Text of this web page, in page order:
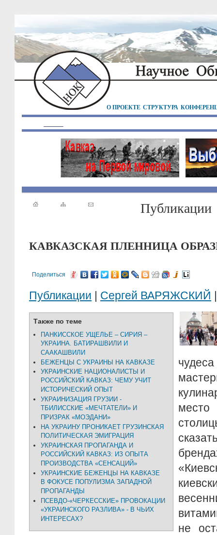
О ПРОЕКТЕ СТРУКТУРА
Публикации
КАВКАЗСКАЯ ПЛЕННИЦА
Поделиться
Публикации | Сергей ВАРЯЖСКИЙ
Также по теме
ПАНКИССКОЕ УЩЕЛЬЕ – СИРИЯ –
УКРАИНА. БАТИРАШВИЛИ И
СААКАШВИЛИ
БЕЖЕНЦЫ С УКРАИНЫ НА КАВКАЗЕ
УКРАИНСКИЕ НАЦИОНАЛИСТЫ И
РОССИЙСКИЙ КАВКАЗ: ЧЕМУ УЧИТ
ИСТОРИЧЕСКИЙ ОПЫТ
УКРАИНИЗАЦИЯ ГРУЗИИ -
ТБИЛИССКИЕ «МЕЧТАТЕЛИ» И
ПРИЗРАК «МОЭДАНИ»
НА УКРАИНУ ПРОНИКАЕТ ГРУЗИНСКАЯ
ПОЛИТИЧЕСКАЯ ЭМИГРАЦИЯ
УКРАИНСКАЯ ПРОПАГАНДА И
РОССИЙСКИЙ КАВКАЗ: ИЗ ОПЫТА
ПРОИЗВОДСТВА «СЕНСАЦИЙ»
УКРАИНСКИЕ БЕЖЕНЦЫ НА КАВКАЗЕ
В ФОКУСЕ ПОПУЛИЗМА ЗАПАДНОЙ
ПРОПАГАНДЫ
ПСЕВДО-«ЧЕРКЕССКИЕ» ПРОВОКАЦИИ
«УКРАИНСКОГО РАЗЛИВА» - В ЧЬИХ
ИНТЕРЕСАХ?
не